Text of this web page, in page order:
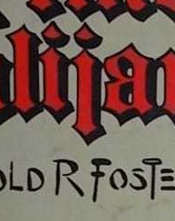
I ZDRAVLJE
PSIHOLOGIJA,